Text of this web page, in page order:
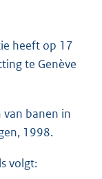
heeft op 17
te Genève
van banen in
1998.
volgt: